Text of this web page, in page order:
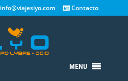
info@viajeslyo.com Contacto
MENU